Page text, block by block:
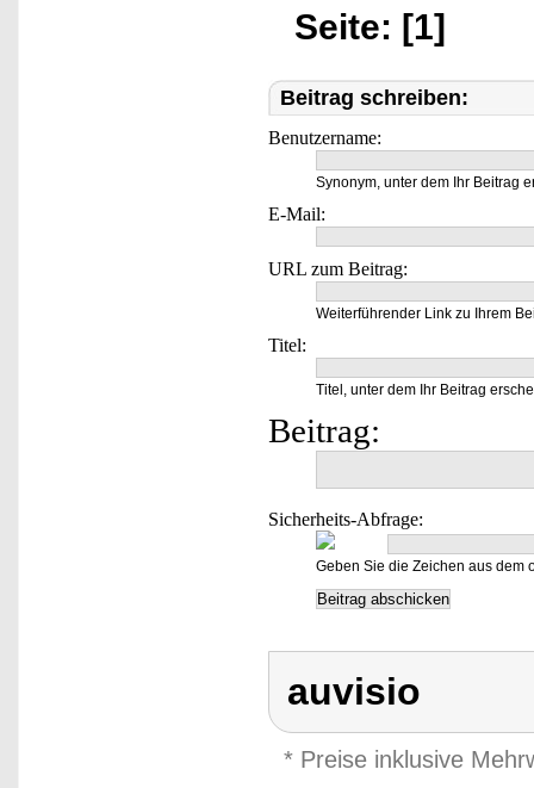
Seite: [1]
Beitrag schreiben:
Benutzername:
Synonym, unter dem Ihr Beitrag
E-Mail:
URL zum Beitrag:
Weiterführender Link zu Ihrem
Titel:
Titel, unter dem Ihr Beitrag
Beitrag:
Sicherheits-Abfrage:
Geben Sie die Zeichen aus dem
auvisio
* Preise inklusive